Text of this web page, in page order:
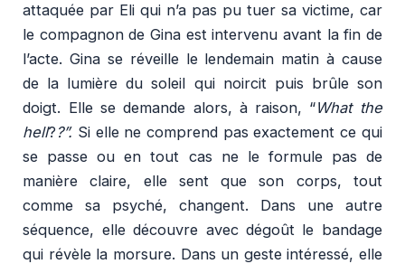
attaquée par Eli qui n’a pas pu tuer sa victime, car
le compagnon de Gina est intervenu avant la fin de
l’acte. Gina se réveille le lendemain matin à cause
de la lumière du soleil qui noircit puis brûle son
doigt. Elle se demande alors, à raison, “What the
hell? ?”. Si elle ne comprend pas exactement ce qui
se passe ou en tout cas ne le formule pas de
manière claire, elle sent que son corps, tout
comme sa psyché, changent. Dans une autre
séquence, elle découvre avec dégoût le bandage
qui révèle la morsure. Dans un geste intéressé, elle